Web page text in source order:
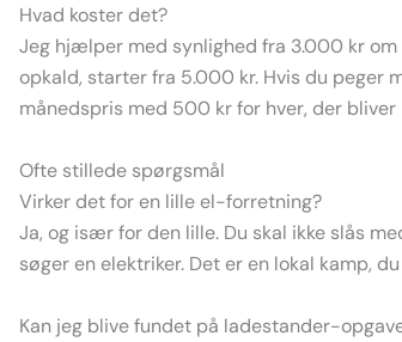
Hvad koster det?
Jeg hjælper med synlighed fra 3.000 kr om
opkald, starter fra 5.000 kr. Hvis du
månedspris med 500 kr for hver, der bliver
Ofte stillede spørgsmål
Virker det for en lille el-forretning?
Ja, og især for den lille. Du skal ikke slås
søger en elektriker. Det er en lokal kamp,
Kan jeg blive fundet på ladestander-